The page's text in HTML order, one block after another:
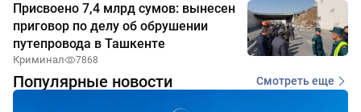
Присвоено 7,4 млрд сумов: вынесен
приговор по делу об обрушении
путепровода в Ташкенте
Криминал 7868
Популярные новости Смотреть еще